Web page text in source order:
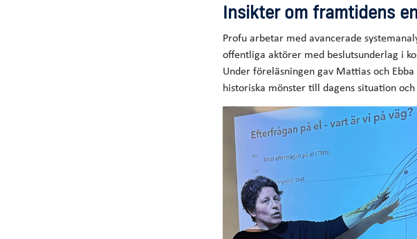
Insikter om framtidens
Profu arbetar med avancerade
offentliga aktörer med beslutsunderlag i
Under föreläsningen gav Mattias och
historiska mönster till dagens situation